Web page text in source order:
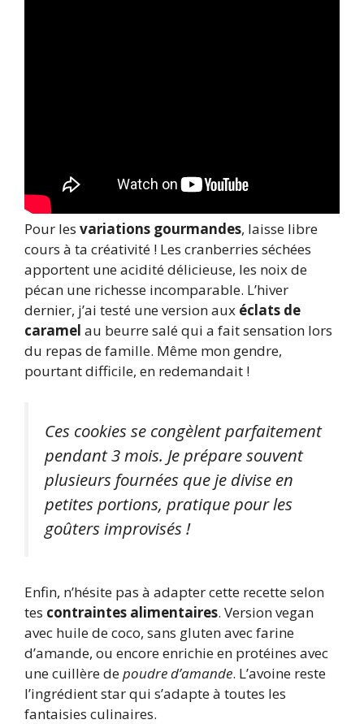
Pour les variations gourmandes, laisse libre
cours à ta créativité ! Les cranberries séchées
apportent une acidité délicieuse, les noix de
pécan une richesse incomparable. L’hiver
dernier, j’ai testé une version aux éclats de
caramel au beurre salé qui a fait sensation lors
du repas de famille. Même mon gendre,
pourtant difficile, en redemandait !
Ces cookies se congèlent parfaitement
pendant 3 mois. Je prépare souvent
plusieurs fournées que je divise en
petites portions, pratique pour les
goûters improvisés !
Enfin, n’hésite pas à adapter cette recette selon
tes contraintes alimentaires. Version vegan
avec huile de coco, sans gluten avec farine
d’amande, ou encore enrichie en protéines avec
une cuillère depoudre d’amande. L’avoine reste
l’ingrédient star qui s’adapte à toutes les
fantaisies culinaires.